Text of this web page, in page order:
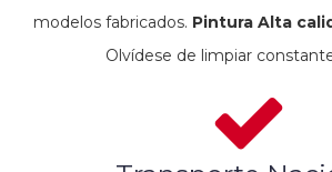
modelos fabricados. Pintura Alta
Olvídese de limpiar